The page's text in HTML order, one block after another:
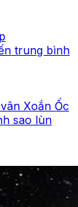
trung bình
Xoắn Ốc
sao lùn